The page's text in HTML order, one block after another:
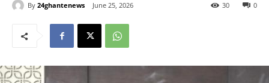
By 24ghantenews June 25, 2026 0
30